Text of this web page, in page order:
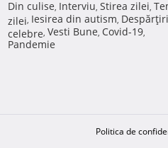
Din culise, Interviu, Stirea zilei,
zilei, Iesirea din autism, Despărţiri
celebre, Vesti Bune, Covid-19,
Pandemie
Politica de